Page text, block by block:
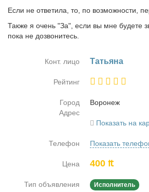
Если не ответила, то, по возможности,
Также я очень "За", если вы мне будете
пока не дозвонитесь.
Конт. лицо Та­тья­на
Рейтинг
Город
Во­ро­неж
Адрес
Показать на
Телефон Показать
Цена 400 ₶
Тип объявления Исполнитель